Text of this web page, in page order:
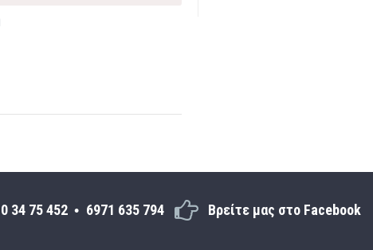
34 75 452 6971 635 794 Βρείτε μας στο Facebook